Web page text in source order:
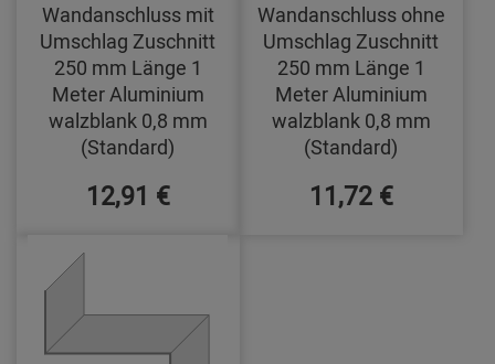
Wandanschluss mit
Umschlag Zuschnitt
250 mm Länge 1
Meter Aluminium
walzblank 0,8 mm
(Standard)
12,91 €
Wandanschluss ohne
Umschlag Zuschnitt
250 mm Länge 1
Meter Aluminium
walzblank 0,8 mm
(Standard)
11,72 €